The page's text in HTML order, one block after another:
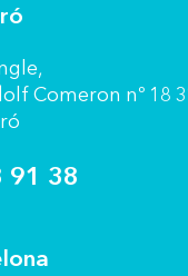
Comeron nº 18
91 38